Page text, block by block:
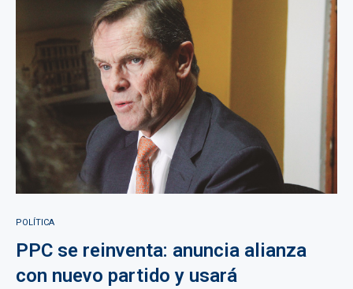
POLÍTICA
PPC se reinventa: anuncia alianza
con nuevo partido y usará